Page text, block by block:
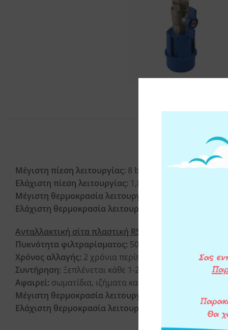
ΧΑΡΑΚΤΗΡΙΣΤΙΚΑ
Μέγιστη πίεση λειτουργίας: 8 bar (116 psi)
Ελάχιστη πίεση λειτουργίας: 1,8 bar (26 psi)
Μέγιστη θερμοκρασία λειτουργίας:
Ελάχιστη θερμοκρασία λειτουργίας:
Ανταλλακτική σίτα πλαστική RSH:
Πυκνότητα φιλτραρίσματος: 50μm
Χρόνος αλλαγής: 2 χρόνια περίπου
Συντήρηση: Ξεπλένεται κάθε 1-2 μήνες
Αφαιρεί: σωματίδια, ιζήματα και αιωρήματα (χώμα,
Μέγιστη θερμοκρασία λειτουργίας:
45°C (113°F)
Ελάχιστη θερμοκρασία λειτουργίας:
4°C (39,2°F)